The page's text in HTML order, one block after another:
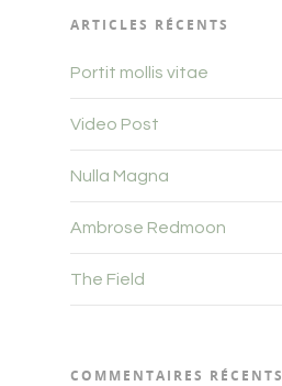
ARTICLES RÉCENTS
Portit mollis vitae
Video Post
Nulla Magna
Ambrose Redmoon
The Field
COMMENTAIRES RÉCENTS